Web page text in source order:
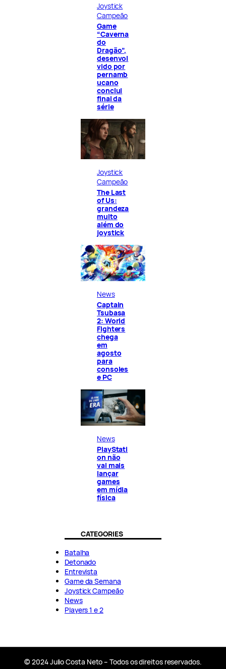
Joystick
Campeão
Game
“Caverna
do
Dragão”,
desenvol
vido por
pernamb
ucano
conclui
final da
série
Joystick
Campeão
The Last
of Us:
grandeza
muito
além do
joystick
News
Captain
Tsubasa
2: World
Fighters
chega
em
agosto
para
consoles
e PC
News
PlayStati
on não
vai mais
lançar
games
em mídia
física
CATEGORIES
Batalha
Detonado
Entrevista
Game da Semana
Joystick Campeão
News
Players 1 e 2
© 2024 Julio Costa Neto – Todos os direitos reservados.